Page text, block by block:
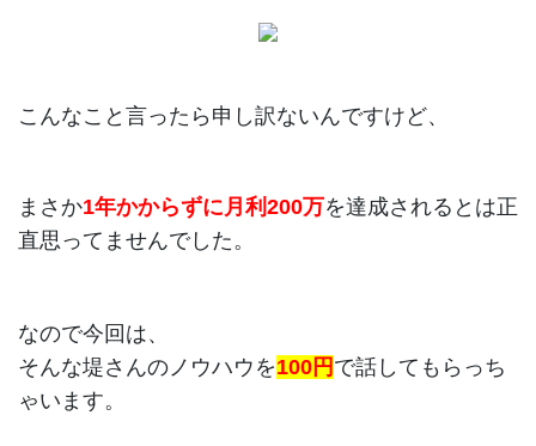
こんなこと言ったら申し訳ないんですけど、
まさか1年かからずに月利200万を達成されるとは正
直思ってませんでした。
なので今回は、
そんな堤さんのノウハウを100円 で話してもらっち
ゃいます。